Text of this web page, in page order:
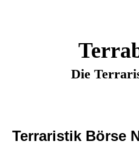
Die
Terraristik Börse